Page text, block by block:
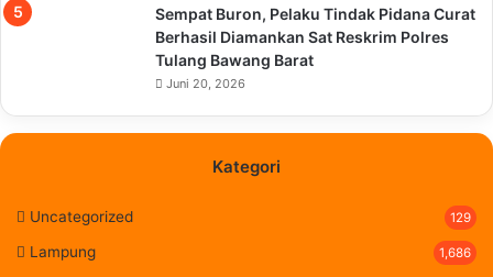
Sempat Buron, Pelaku Tindak Pidana Curat
Berhasil Diamankan Sat Reskrim Polres
Tulang Bawang Barat
Juni 20, 2026
Kategori
Uncategorized 129
Lampung 1,686